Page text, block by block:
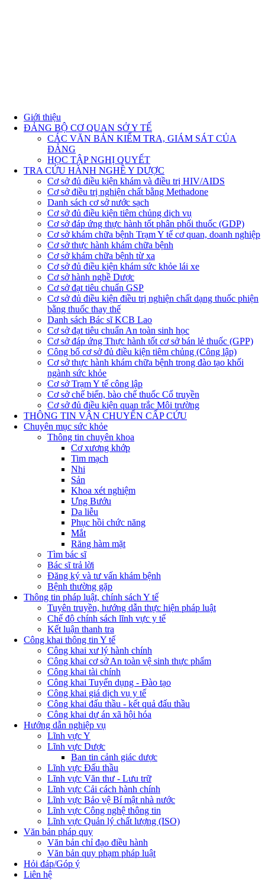
Giới thiệu
ĐẢNG BỘ CƠ QUAN SỞ Y TẾ
CÁC VĂN BẢN KIỂM TRA, GIÁM SÁT CỦA
ĐẢNG
HỌC TẬP NGHỊ QUYẾT
TRA CỨU HÀNH NGHỀ Y DƯỢC
Cơ sở đủ điều kiện khám và điều trị HIV/AIDS
Cơ sở điều trị nghiện chất bằng Methadone
Danh sách cơ sở nước sạch
Cơ sở đủ điều kiện tiêm chủng dịch vụ
Cơ sở đáp ứng thực hành tốt phân phối thuốc (GDP)
Cơ sở khám chữa bệnh Trạm Y tế cơ quan, doanh nghiệp
Cơ sở thực hành khám chữa bệnh
Cơ sở khám chữa bệnh từ xa
Cơ sở đủ điều kiện khám sức khỏe lái xe
Cơ sở hành nghề Dược
Cơ sở đạt tiêu chuẩn GSP
Cơ sở đủ điều kiện điều trị nghiện chất dạng thuốc phiện
bằng thuốc thay thế
Danh sách Bác sĩ KCB Lao
Cơ sở đạt tiêu chuẩn An toàn sinh học
Cơ sở đáp ứng Thực hành tốt cơ sở bán lẻ thuốc (GPP)
Công bố cơ sở đủ điều kiện tiêm chủng (Công lập)
Cơ sở thực hành khám chữa bệnh trong đào tạo khối
ngành sức khỏe
Cơ sở Trạm Y tế công lập
Cơ sở chế biến, bào chế thuốc Cổ truyền
Cơ sở đủ điều kiện quan trắc Môi trường
THÔNG TIN VẬN CHUYỂN CẤP CỨU
Chuyên mục sức khỏe
Thông tin chuyên khoa
Cơ xương khớp
Tim mạch
Nhi
Sản
Khoa xét nghiệm
Ưng Bướu
Da liễu
Phục hồi chức năng
Mắt
Răng hàm mặt
Tìm bác sĩ
Bác sĩ trả lời
Đăng ký và tư vấn khám bệnh
Bệnh thường gặp
Thông tin pháp luật, chính sách Y tế
Tuyên truyền, hướng dẫn thực hiện pháp luật
Chế độ chính sách lĩnh vực y tế
Kết luận thanh tra
Công khai thông tin Y tế
Công khai xư lý hành chính
Công khai cơ sở An toàn vệ sinh thực phẩm
Công khai tài chính
Công khai Tuyển dụng - Đào tạo
Công khai giá dịch vụ y tế
Công khai đấu thầu - kết quả đấu thầu
Công khai dự án xã hội hóa
Hướng dẫn nghiệp vụ
Lĩnh vực Y
Lĩnh vực Dược
Ban tin cảnh giác dược
Lĩnh vực Đấu thầu
Lĩnh vực Văn thư - Lưu trữ
Lĩnh vực Cải cách hành chính
Lĩnh vực Bảo vệ Bí mật nhà nước
Lĩnh vực Công nghệ thông tin
Lĩnh vực Quản lý chất lượng (ISO)
Văn bản pháp quy
Văn bản chỉ đạo điều hành
Văn bản quy phạm pháp luật
Hỏi đáp/Góp ý
Liên hệ